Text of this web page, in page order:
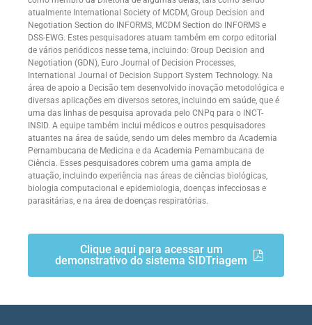
atualmente International Society of MCDM, Group Decision and
Negotiation Section do INFORMS, MCDM Section do INFORMS e
DSS-EWG. Estes pesquisadores atuam também em corpo editorial
de vários periódicos nesse tema, incluindo: Group Decision and
Negotiation (GDN), Euro Journal of Decision Processes,
International Journal of Decision Support System Technology. Na
área de apoio a Decisão tem desenvolvido inovação metodológica e
diversas aplicações em diversos setores, incluindo em saúde, que é
uma das linhas de pesquisa aprovada pelo CNPq para o INCT-
INSID. A equipe também inclui médicos e outros pesquisadores
atuantes na área de saúde, sendo um deles membro da Academia
Pernambucana de Medicina e da Academia Pernambucana de
Ciência. Esses pesquisadores cobrem uma gama ampla de
atuação, incluindo experiência nas áreas de ciências biológicas,
biologia computacional e epidemiologia, doenças infecciosas e
parasitárias, e na área de doenças respiratórias.
Clique aqui para acessar um
demonstrativo do sistema SIDTriagem